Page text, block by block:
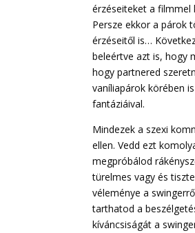
érzéseiteket a filmmel
Persze ekkor a párok
érzéseitől is…
beleértve azt is, hogy
hogy partnered
vaníliapárok körében
fantáziáival.
Mindezek a szexi
ellen. Vedd ezt
megpróbálod
türelmes vagy és
véleménye a
tarthatod a
kíváncsiságát a